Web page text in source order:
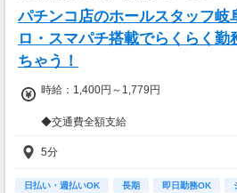
パチンコ店のホールスタッフ岐
ロ・スマパチ搭載でらくらく
ちゃう！
時給：1,400円～1,779円
◆交通費全額支給
◆日払い・週払いあり
◆深夜時給・手当あり
＜月収例＞
5分
日払い・週払いOK 長期 即日勤務OK